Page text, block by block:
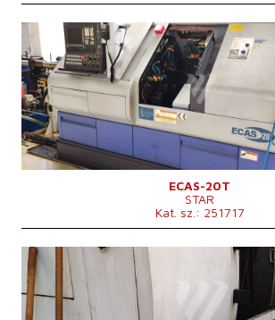
Gyártás éve:
2008
A munkadarab maximális hoszúságamm
Az ágy fölötti anyag átmérője
A gép súlya
4850 kg
Vezérlőrendszer
Siemens vezérlőrendszer
Méretek hossz.×szél.×mag.
Orsó fordulatszáma
0 - 10000 /
ECAS-20T
STAR
Kat. sz.: 251717
Gyártás éve:
2006
A munkadarab maximális hoszúsága
200 mm
Az ágy fölötti anyag átmérője
mm
Vezérlőrendszer
igen